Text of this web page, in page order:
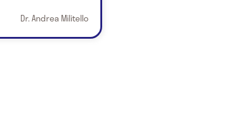
Dr. Andrea Militello